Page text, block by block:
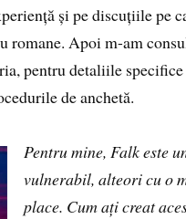
și pe discuțiile pe
romane. Apoi m-am
pentru detaliile specifice
de anchetă.
Pentru mine, Falk este
vulnerabil, alteori cu o
place. Cum ați creat